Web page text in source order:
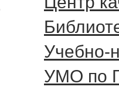
Учебно-
УМО по